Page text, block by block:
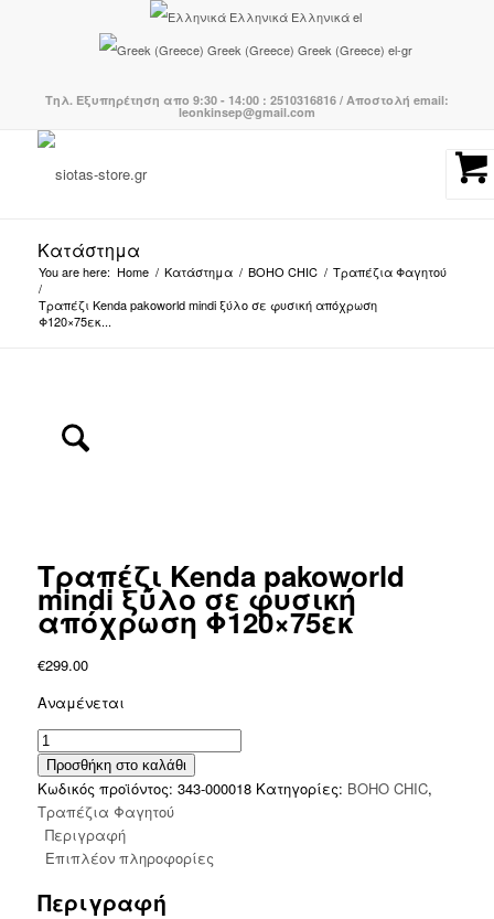
Ελληνικά Ελληνικά el
Greek (Greece) Greek (Greece) el-gr
Τηλ. Εξυπηρέτηση απο 9:30 - 14:00 : 2510316816 / Αποστολή email:
leonkinsep@gmail.com
Κατάστημα
You are here: Home / Κατάστημα / BOHO CHIC / Τραπέζια Φαγητού
/
Τραπέζι Kenda pakoworld mindi ξύλο σε φυσική απόχρωση
Φ120×75εκ...
Τραπέζι Kenda pakoworld
mindi ξύλο σε φυσική
απόχρωση Φ120×75εκ
€299.00
Αναμένεται
Τραπέζι
Kenda
pakoworld
mindi
ξύλο
σε
απόχρωση
Προσθήκη στο καλάθι
Κωδικός προϊόντος: 343-000018 Κατηγορίες: BOHO CHIC,
Τραπέζια Φαγητού
Περιγραφή
Επιπλέον πληροφορίες
Περιγραφή